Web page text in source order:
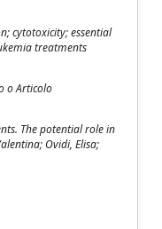
cytotoxicity; essential
treatments
o Articolo
The potential role in
Ovidi, Elisa;